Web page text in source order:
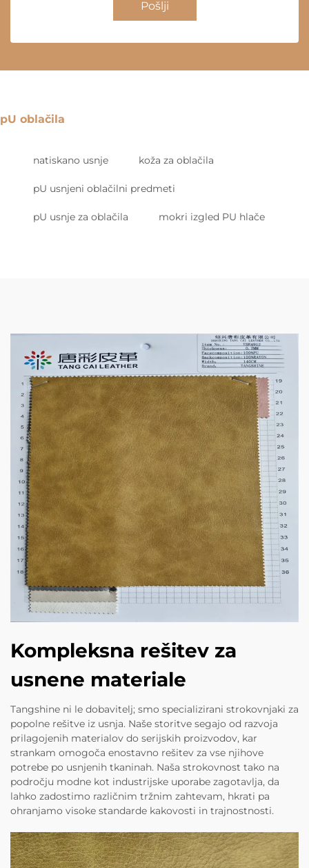
Pošlji
pU oblačila
natiskano usnje koža za oblačila
pU usnjeni oblačilni predmeti
pU usnje za oblačila mokri izgled PU hlače
Kompleksna rešitev za
usnene materiale
Tangshine ni le dobavitelj; smo specializirani strokovnjaki za
popolne rešitve iz usnja. Naše storitve segajo od razvoja
prilagojenih materialov do serijskih proizvodov, kar
strankam omogoča enostavno rešitev za vse njihove
potrebe po usnjenih tkaninah. Naša strokovnost tako na
področju modne kot industrijske uporabe zagotavlja, da
lahko zadostimo različnim tržnim zahtevam, hkrati pa
ohranjamo visoke standarde kakovosti in trajnostnosti.